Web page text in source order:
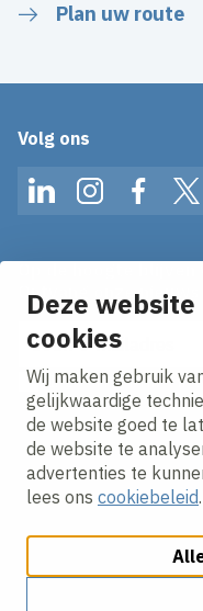
Deze
cookies
Wij maken gebruik
gelijkwaardige
de website goed te
de website te
advertenties te
lees ons cookiebeleid.
Plan uw route
Volg ons
LinkedInInstagram
Ontvang onze
E-mailadres
Ik ga akkoord met
Cookies aanpassen